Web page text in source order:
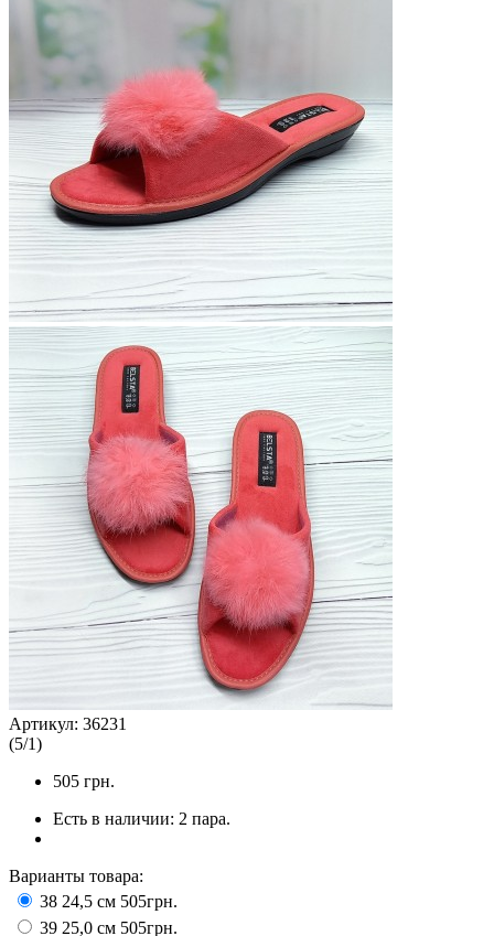
Артикул: 36231
(5/1)
505 грн.
Есть в наличии: 2 пара.
Варианты товара:
38 24,5 см 505грн.
39 25,0 см 505грн.